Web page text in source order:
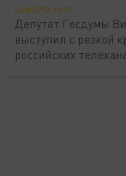
04 МАРТА 19:17
Депутат Госдумы
выступил с резкой
российских